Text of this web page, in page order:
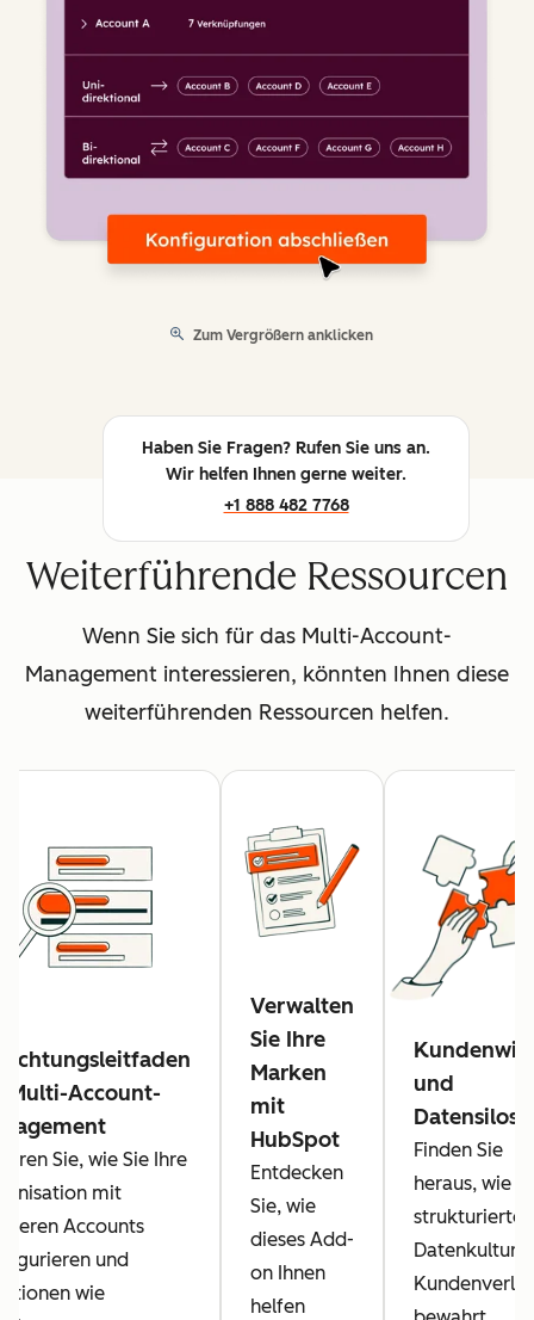
Zum Vergrößern anklicken
Haben Sie Fragen? Rufen Sie uns an.
Wir helfen Ihnen gerne weiter.
+1 888 482 7768
Weiterführende Ressourcen
Wenn Sie sich für das Multi-Account-
Management interessieren, könnten Ihnen diese
weiterführenden Ressourcen helfen.
Multi-Account-
Sie, wie Sie Ihre
mit
Accounts
und
wie
Verwalten
Sie Ihre
Marken
mit
HubSpot
Entdecken
Sie, wie
dieses Add-
on Ihnen
helfen
und
Datensilos
Finden Sie
heraus, wie
strukturierte
Datenkultur